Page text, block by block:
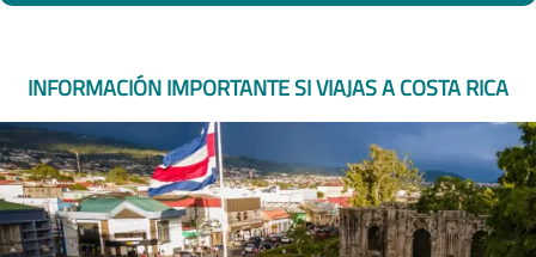
INFORMACIÓN IMPORTANTE SI VIAJAS A COSTA RICA